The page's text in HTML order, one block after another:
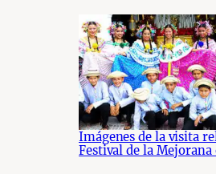
Imágenes de la visita
Festival de la Mejorana